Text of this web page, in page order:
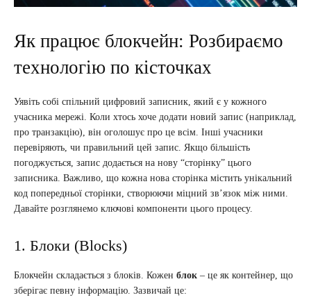
Як працює блокчейн: Розбираємо
технологію по кісточках
Уявіть собі спільний цифровий записник, який є у кожного
учасника мережі. Коли хтось хоче додати новий запис (наприклад,
про транзакцію), він оголошує про це всім. Інші учасники
перевіряють, чи правильний цей запис. Якщо більшість
погоджується, запис додається на нову “сторінку” цього
записника. Важливо, що кожна нова сторінка містить унікальний
код попередньої сторінки, створюючи міцний зв’язок між ними.
Давайте розглянемо ключові компоненти цього процесу.
1. Блоки (Blocks)
Блокчейн складається з блоків. Кожен блок – це як контейнер, що
зберігає певну інформацію. Зазвичай це: